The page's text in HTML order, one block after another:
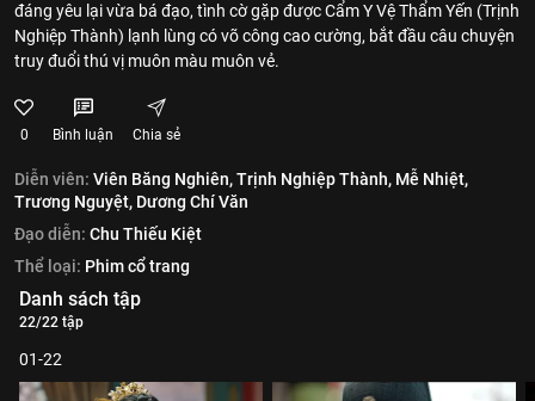
đáng yêu lại vừa bá đạo, tình cờ gặp được Cẩm Y Vệ Thẩm Yến (Trịnh
Nghiệp Thành) lạnh lùng có võ công cao cường, bắt đầu câu chuyện
truy đuổi thú vị muôn màu muôn vẻ.
0 Bình luận Chia sẻ
Diễn viên: Viên Băng Nghiên,Trịnh Nghiệp Thành, Mễ Nhiệt,
Trương Nguyệt, Dương Chí Văn
Đạo diễn: Chu Thiếu Kiệt
Thể loại: Phim cổ trang
Danh sách tập
22/22 tập
01-22